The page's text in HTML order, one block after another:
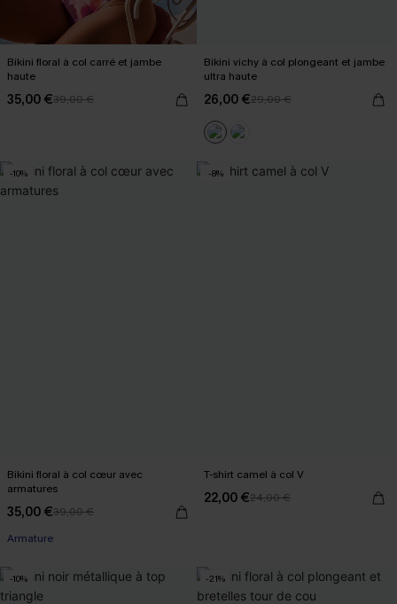
Bikini floral à col carré et jambe
haute
35,00 €39,00 €
Bikini vichy à col plongeant et jambe
ultra haute
26,00 €29,00 €
-10%
Bikini floral à col cœur avec
armatures
35,00 €39,00 €
Armature
-8%
T-shirt camel à col V
22,00 €24,00 €
-10% -21%